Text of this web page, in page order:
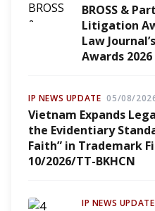
BROSS &
Litigation
Law
Awards 2026
IP NEWS UPDATE 05/08/
Vietnam Expands
the Evidentiary
Faith” in Trademark
10/2026/TT-BKHCN
IP NEWS UPDATE